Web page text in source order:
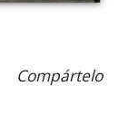
Compártelo